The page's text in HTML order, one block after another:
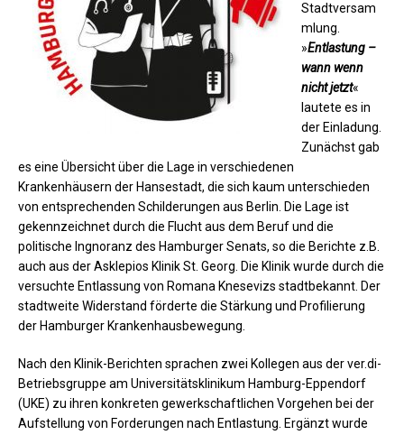
Stadtversam
mlung.
»Entlastung –
wann wenn
nicht jetzt«
lautete es in
der Einladung.
Zunächst gab
es eine Übersicht über die Lage in verschiedenen
Krankenhäusern der Hansestadt, die sich kaum unterschieden
von entsprechenden Schilderungen aus Berlin. Die Lage ist
gekennzeichnet durch die Flucht aus dem Beruf und die
politische Ingnoranz des Hamburger Senats, so die Berichte z.B.
auch aus der Asklepios Klinik St. Georg. Die Klinik wurde durch die
versuchte Entlassung von Romana Knesevizs stadtbekannt. Der
stadtweite Widerstand förderte die Stärkung und Profilierung
der Hamburger Krankenhausbewegung.
Nach den Klinik-Berichten sprachen zwei Kollegen aus der ver.di-
Betriebsgruppe am Universitätsklinikum Hamburg-Eppendorf
(UKE) zu ihren konkreten gewerkschaftlichen Vorgehen bei der
Aufstellung von Forderungen nach Entlastung. Ergänzt wurde